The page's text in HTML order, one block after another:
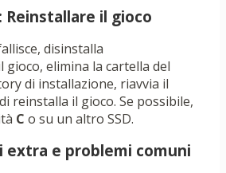
Reinstallare il gioco
disinstalla
gioco, elimina la cartella del
di installazione, riavvia il
reinstalla il gioco. Se possibile,
C o su un altro SSD.
extra e problemi comuni